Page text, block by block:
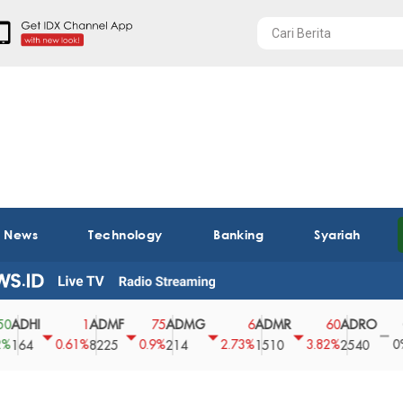
Technology Banking Syariah
0.61%
ADMF
8225
75
0.9%
ADMG
214
2.73%
ADMR
1510
60
3.82%
ADRO
2540
0
0%
AEGS